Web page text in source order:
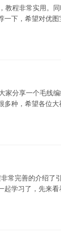
程非常实用。同
一下，希望对优
家分享一个毛线
多种，希望各位
常完善的介绍了
学习了，先来看